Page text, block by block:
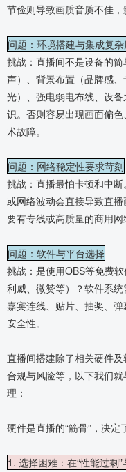
节俭则导致画质音质不佳，
问题：环境搭建与集成复杂
挑战：直播间不是设备的
声）、背景布置（品牌感
光）、强电弱电布线、设
识。否则容易出现画面偏
术故障。
问题：网络稳定性要求苛刻
挑战：直播最怕卡顿和中
或网络波动会直接导致直
要有专线或高质量的商用网
问题：软件与平台选择
挑战：是使用OBS等免费
利威、微赞等）？软件系统
嘉宾连线、贴片、抽奖、
安全性。
直播间搭建除了相关硬件及
合规与风险等，以下我们
理：
硬件是直播的“筋骨”，决定
1. 选择困难：在“性能过剩